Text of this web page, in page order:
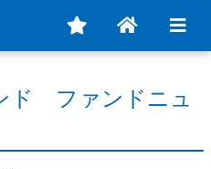
ド ファンドニュ